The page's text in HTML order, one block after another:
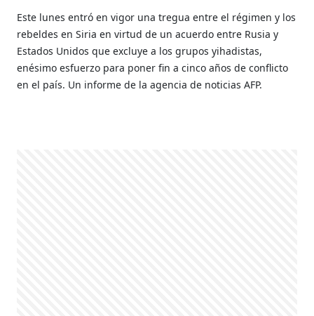
Este lunes entró en vigor una tregua entre el régimen y los
rebeldes en Siria en virtud de un acuerdo entre Rusia y
Estados Unidos que excluye a los grupos yihadistas,
enésimo esfuerzo para poner fin a cinco años de conflicto
en el país. Un informe de la agencia de noticias AFP.